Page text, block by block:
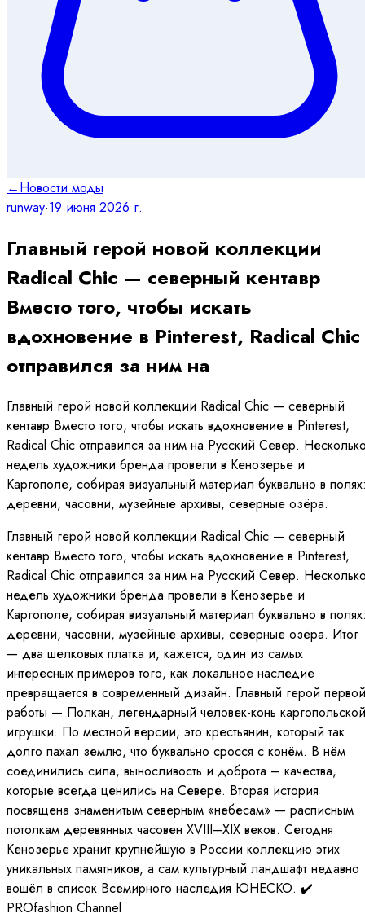
←Новости моды
runway·19 июня 2026 г.
Главный герой новой коллекции
Radical Chic — северный кентавр
Вместо того, чтобы искать
вдохновение в Pinterest, Radical Chic
отправился за ним на
Главный герой новой коллекции Radical Chic — северный
кентавр Вместо того, чтобы искать вдохновение в Pinterest,
Radical Chic отправился за ним на Русский Север.
недель художники бренда провели в Кенозерье и
Каргополе, собирая визуальный материал буквально в
деревни, часовни, музейные архивы, северные озёра.
Главный герой новой коллекции Radical Chic — северный
кентавр Вместо того, чтобы искать вдохновение в Pinterest,
Radical Chic отправился за ним на Русский Север.
недель художники бренда провели в Кенозерье и
Каргополе, собирая визуальный материал буквально в
деревни, часовни, музейные архивы, северные озёра. Итог
— два шелковых платка и, кажется, один из самых
интересных примеров того, как локальное наследие
превращается в современный дизайн. Главный герой первой
работы — Полкан, легендарный человек-конь каргопольской
игрушки. По местной версии, это крестьянин, который так
долго пахал землю, что буквально сросся с конём. В нём
соединились сила, выносливость и доброта – качества,
которые всегда ценились на Севере. Вторая история
посвящена знаменитым северным «небесам» — расписным
потолкам деревянных часовен XVIII–XIX веков. Сегодня
Кенозерье хранит крупнейшую в России коллекцию этих
уникальных памятников, а сам культурный ландшафт недавно
вошёл в список Всемирного наследия ЮНЕСКО. ✔️
PROfashion Channel